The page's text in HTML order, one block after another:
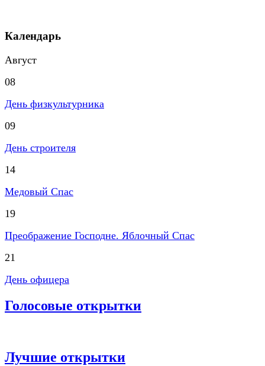
Календарь
Август
08
День физкультурника
09
День строителя
14
Медовый Спас
19
Преображение Господне. Яблочный Спас
21
День офицера
Голосовые открытки
Лучшие открытки